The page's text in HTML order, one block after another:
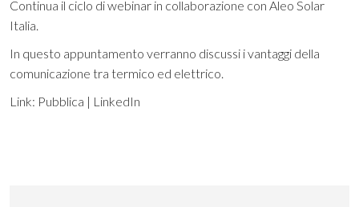
Continua il ciclo di webinar in collaborazione con Aleo Solar
Italia.
In questo appuntamento verranno discussi i vantaggi della
comunicazione tra termico ed elettrico.
Link: Pubblica | LinkedIn